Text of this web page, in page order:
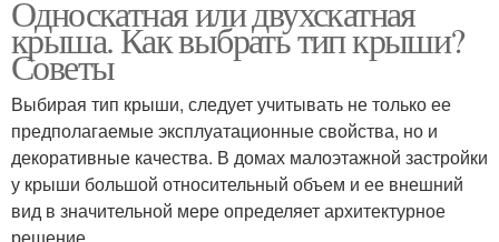
Односкатная или двухскатная
крыша. Как выбрать тип крыши?
Советы
Выбирая тип крыши, следует учитывать не только ее
предполагаемые эксплуатационные свойства, но и
декоративные качества. В домах малоэтажной застройки
у крыши большой относительный объем и ее внешний
вид в значительной мере определяет архитектурное